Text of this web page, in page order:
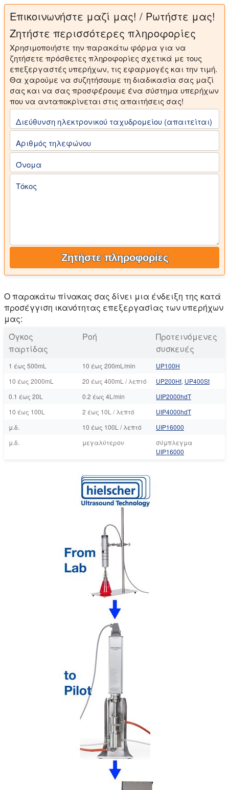
Επικοινωνήστε μαζί μας! / Ρωτήστε μας!
Ζητήστε περισσότερες πληροφορίες
Χρησιμοποιήστε την παρακάτω φόρμα για να
ζητήσετε πρόσθετες πληροφορίες σχετικά με τους
επεξεργαστές υπερήχων, τις εφαρμογές και την τιμή.
Θα χαρούμε να συζητήσουμε τη διαδικασία σας μαζί
σας και να σας προσφέρουμε ένα σύστημα υπερήχων
που να ανταποκρίνεται στις απαιτήσεις σας!
Διεύθυνση ηλεκτρονικού ταχυδρομείου (απαιτείται)
Αριθμός τηλεφώνου
Όνομα
Τόκος
Ζητήστε πληροφορίες
Ο παρακάτω πίνακας σας δίνει μια ένδειξη της κατά
προσέγγιση ικανότητας επεξεργασίας των υπερήχων
μας:
Όγκος
παρτίδας
Ροή
Προτεινόμενες
συσκευές
1 έως 500mL 10 έως 200mL/min
UP100Η
10 έως 2000mL
20 έως 400mL / λεπτό UP200Ht, UP400St
0.1 έως 20L
0.2 έως 4L/min
UIP2000hdT
10 έως 100L
2 έως 10L / λεπτό
UIP4000hdT
μ.δ.
10 έως 100L / λεπτό
UIP16000
μ.δ.
μεγαλύτερου
σύμπλεγμα
UIP16000